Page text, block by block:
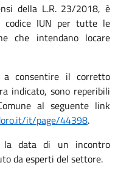
della L.R. 23/2018, è
codice IUN per tutte le
che intendano locare
consentire il corretto
indicato, sono reperibili
al seguente link
it/page/44398.
la data di un incontro
da esperti del settore.